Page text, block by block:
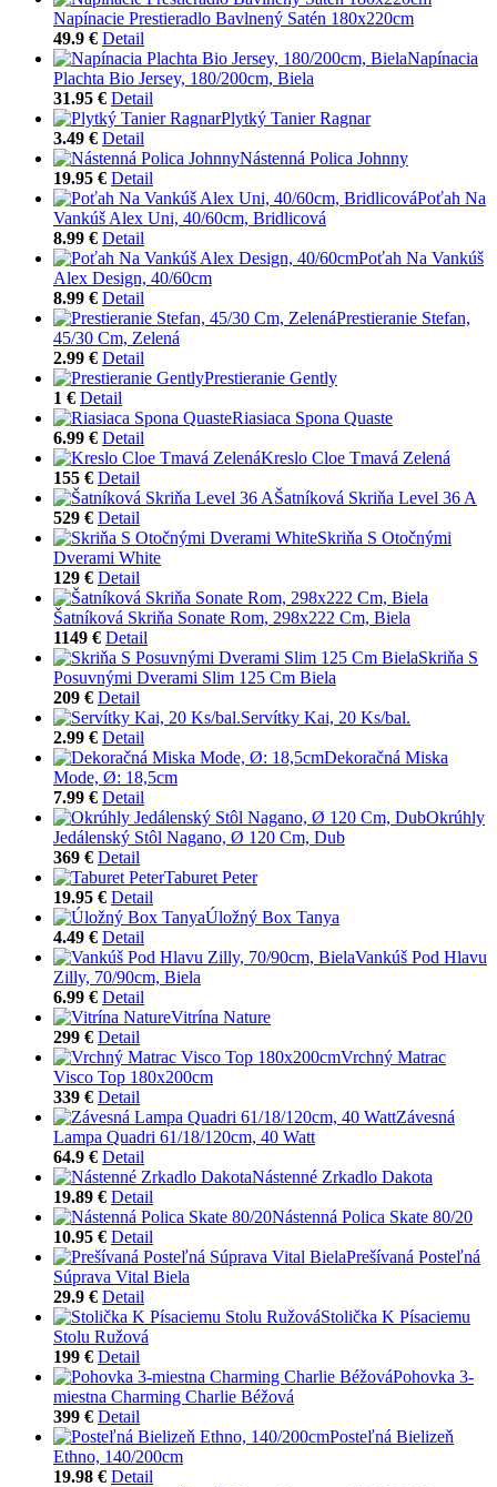
Napínacie Prestieradlo Bavlnený Satén 180x220cm
49.9 € Detail
Napínacia
Plachta Bio Jersey, 180/200cm, Biela
31.95 € Detail
Plytký Tanier Ragnar
3.49 € Detail
Nástenná Polica Johnny
19.95 € Detail
Poťah Na
Vankúš Alex Uni, 40/60cm, Bridlicová
8.99 € Detail
Poťah Na Vankúš
Alex Design, 40/60cm
8.99 € Detail
Prestieranie Stefan,
45/30 Cm, Zelená
2.99 € Detail
Prestieranie Gently
1 € Detail
Riasiaca Spona Quaste
6.99 € Detail
Kreslo Cloe Tmavá Zelená
155 € Detail
Šatníková Skriňa Level 36 A
529 € Detail
Skriňa S Otočnými
Dverami White
129 € Detail
Šatníková Skriňa Sonate Rom, 298x222 Cm, Biela
1149 € Detail
Skriňa S
Posuvnými Dverami Slim 125 Cm Biela
209 € Detail
Servítky Kai, 20 Ks/bal.
2.99 € Detail
Dekoračná Miska
Mode, Ø: 18,5cm
7.99 € Detail
Okrúhly
Jedálenský Stôl Nagano, Ø 120 Cm, Dub
369 € Detail
Taburet Peter
19.95 € Detail
Úložný Box Tanya
4.49 € Detail
Vankúš Pod Hlavu
Zilly, 70/90cm, Biela
6.99 € Detail
Vitrína Nature
299 € Detail
Vrchný Matrac
Visco Top 180x200cm
339 € Detail
Závesná
Lampa Quadri 61/18/120cm, 40 Watt
64.9 € Detail
Nástenné Zrkadlo Dakota
19.89 € Detail
Nástenná Polica Skate 80/20
10.95 € Detail
Prešívaná Posteľná
Súprava Vital Biela
29.9 € Detail
Stolička K Písaciemu
Stolu Ružová
199 € Detail
Pohovka 3-
miestna Charming Charlie Béžová
399 € Detail
Posteľná Bielizeň
Ethno, 140/200cm
19.98 € Detail